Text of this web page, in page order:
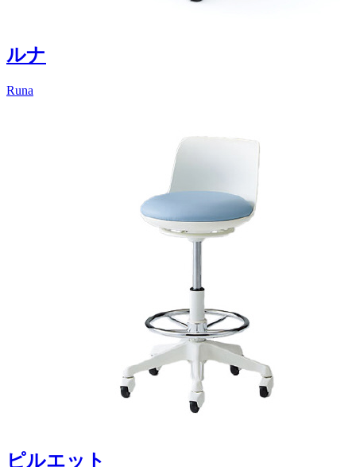
ルナ
Runa
ピルエット